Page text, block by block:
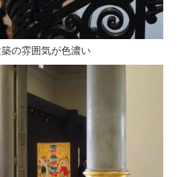
の雰囲気が色濃い